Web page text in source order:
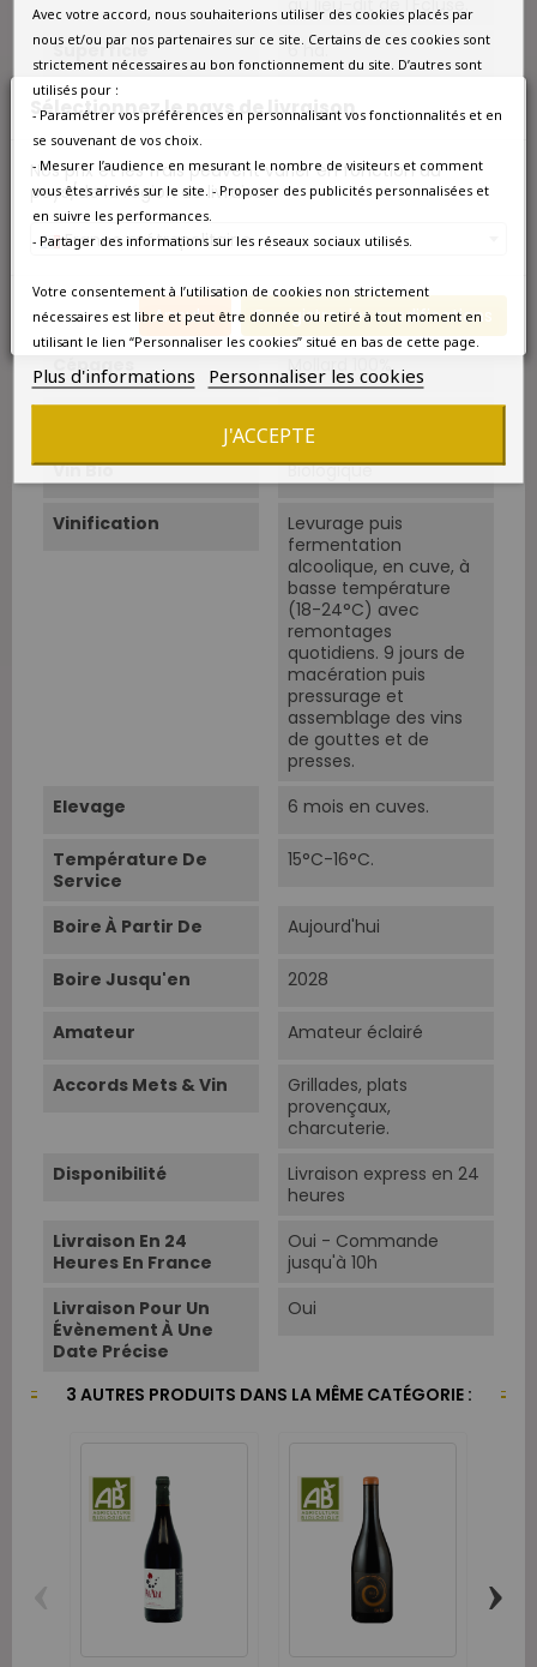
Sélectionnez le pays de livraison
Nos prix et les frais peuvent varier en fonction du
pays/de la région de livraison.
France métropolitaine
Annuler Enregistrer les modifications
au lieu-dit de l'Écluse.
Superficie
6 ha.
Sols
argilo-calcaires.
Âge Du Vignoble
5 à 10 ans.
Vendanges
triée à la vigne, en
Cépage Dominant
Mollard
Cépages Mollard 100%.
Vin Bio Biologique
Vinification
Levurage puis
fermentation
alcoolique, en cuve, à
basse température
(18-24°C) avec
remontages
quotidiens. 9 jours de
macération puis
pressurage et
assemblage des vins
de gouttes et de
presses.
Elevage
6 mois en cuves.
Température De
Service
15°C-16°C.
Boire À Partir De Aujourd'hui
Boire Jusqu'en 2028
Amateur Amateur éclairé
Accords Mets & Vin
Grillades, plats
provençaux,
charcuterie.
Disponibilité
Livraison express en 24
heures
Livraison En 24
Heures En France
Oui - Commande
jusqu'à 10h
Livraison Pour Un
Évènement À Une
Date Précise
Oui
3 AUTRES PRODUITS DANS LA MÊME CATÉGORIE :
›
Avec votre accord, nous souhaiterions utiliser des cookies placés par
nous et/ou par nos partenaires sur ce site. Certains de ces cookies sont
strictement nécessaires au bon fonctionnement du site. D’autres sont
utilisés pour :
- Paramétrer vos préférences en personnalisant vos fonctionnalités et en
se souvenant de vos choix.
- Mesurer l’audience en mesurant le nombre de visiteurs et comment
vous êtes arrivés sur le site. - Proposer des publicités personnalisées et
en suivre les performances.
- Partager des informations sur les réseaux sociaux utilisés.
Votre consentement à l’utilisation de cookies non strictement
nécessaires est libre et peut être donnée ou retiré à tout moment en
utilisant le lien “Personnaliser les cookies” situé en bas de cette page.
Plus d'informations Personnaliser les cookies
J'ACCEPTE